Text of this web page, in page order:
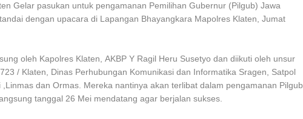
Gelar pasukan untuk pengamanan Pemilihan Gubernur (Pilgub) Jawa
dengan upacara di Lapangan Bhayangkara Mapolres Klaten, Jumat
oleh Kapolres Klaten, AKBP Y Ragil Heru Susetyo dan diikuti oleh unsur
/ Klaten, Dinas Perhubungan Komunikasi dan Informatika Sragen, Satpol
,Linmas dan Ormas. Mereka nantinya akan terlibat dalam pengamanan Pilgub
tanggal 26 Mei mendatang agar berjalan sukses.